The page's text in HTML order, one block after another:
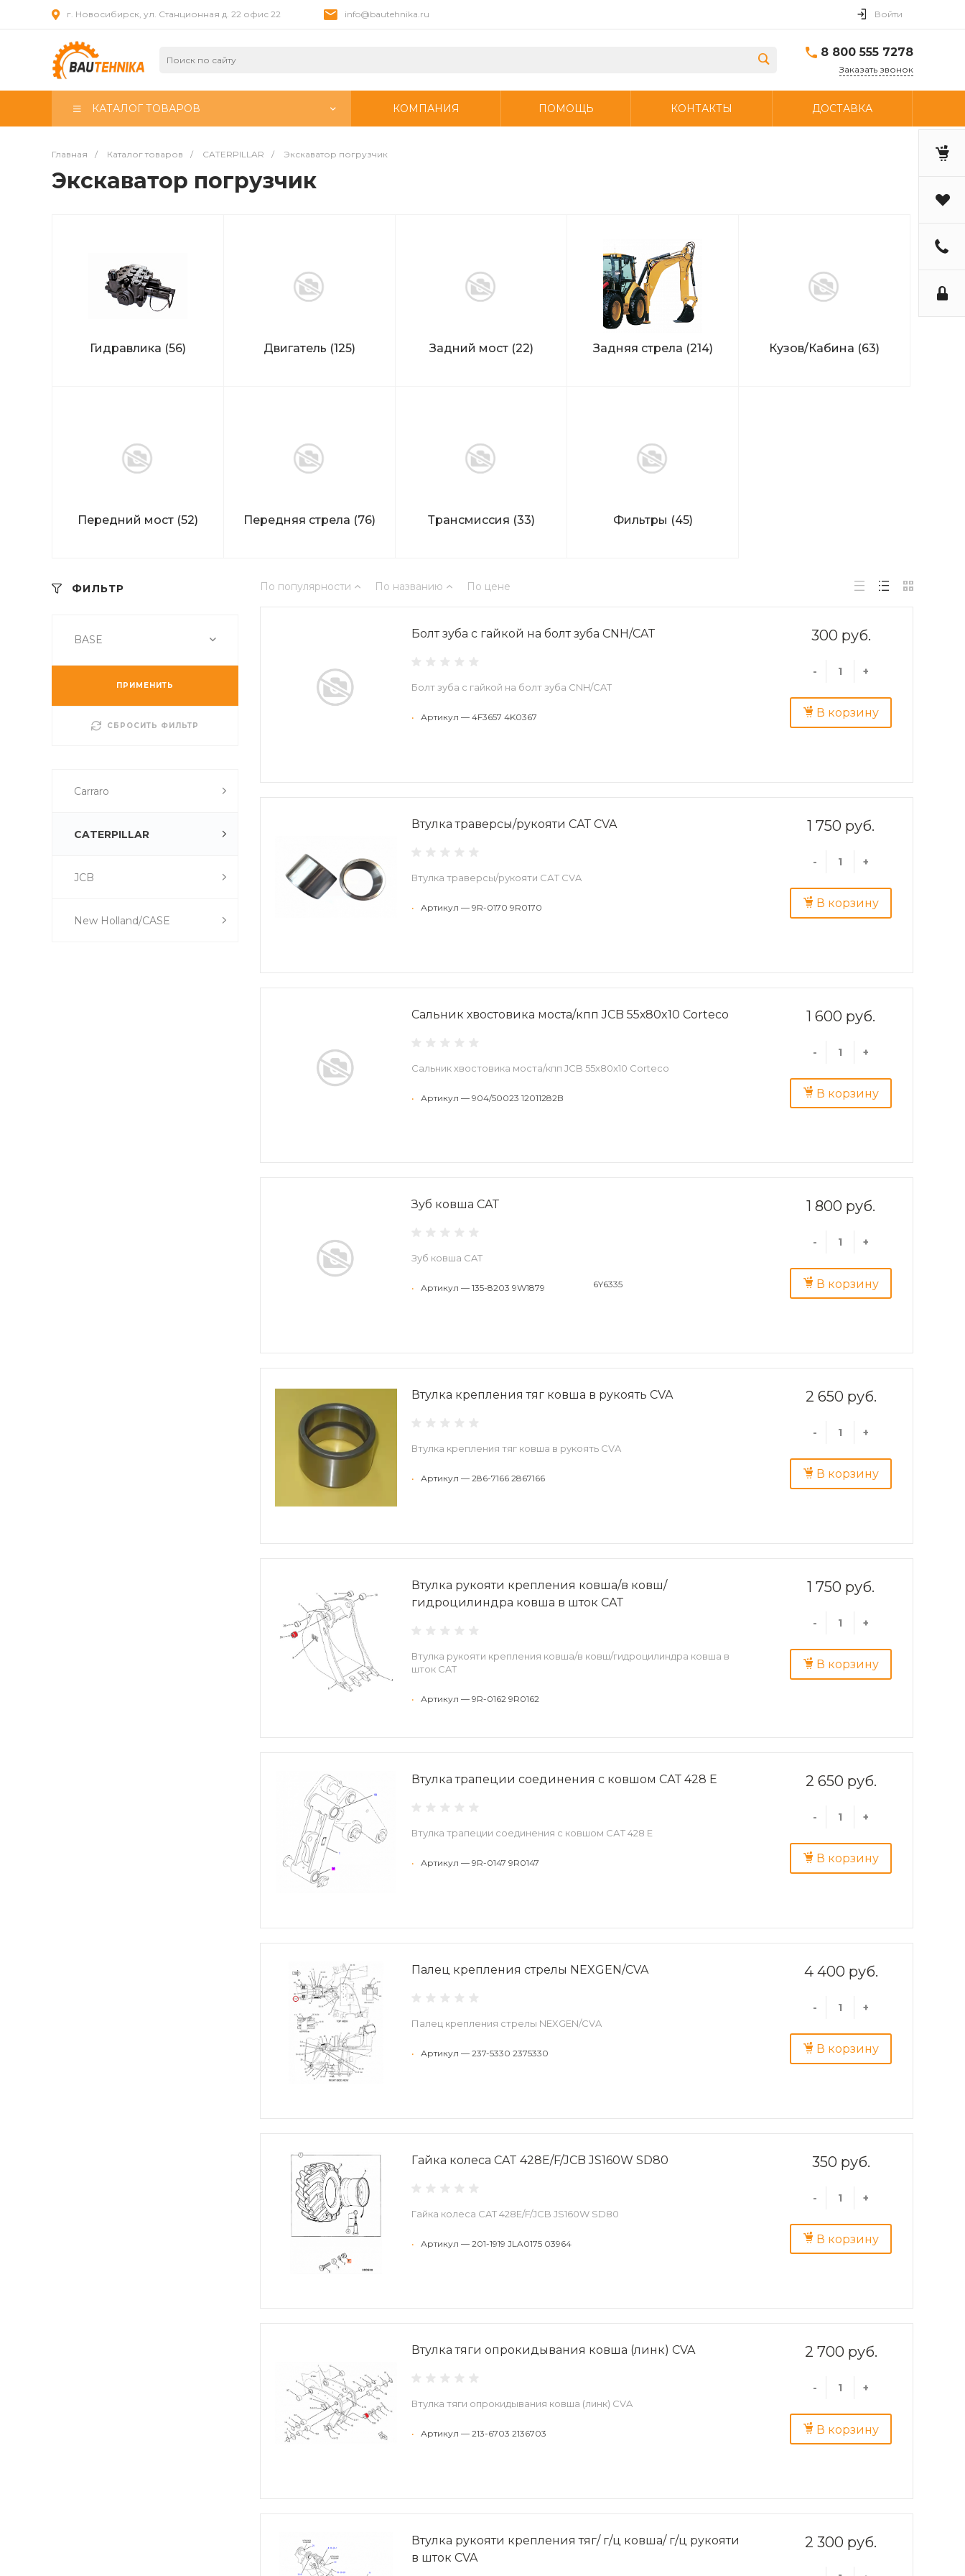
г. Новосибирск, ул. Станционная д. 22 офис 22 info@bautehnika.ru Войти
8 800 555 7278
Заказать звонок
КАТАЛОГ ТОВАРОВ КОМПАНИЯ ПОМОЩЬ КОНТАКТЫ ДОСТАВКА
Главная / Каталог товаров / CATERPILLAR / Экскаватор погрузчик
Экскаватор погрузчик
Гидравлика (56) Двигатель (125) Задний мост (22) Задняя стрела (214) Кузов/Кабина (63)
Передний мост (52) Передняя стрела (76) Трансмиссия (33) Фильтры (45)
ФИЛЬТР
BASE
ПРИМЕНИТЬ
СБРОСИТЬ ФИЛЬТР
Carraro
CATERPILLAR
JCB
New Holland/CASE
По популярности По названию По цене
300 руб.
- +
В корзину
Болт зуба с гайкой на болт зуба CNH/CAT
Болт зуба с гайкой на болт зуба CNH/CAT
• Артикул — 4F3657 4K0367
1 750 руб.
- +
В корзину
Втулка траверсы/рукояти САТ CVA
Втулка траверсы/рукояти САТ CVA
• Артикул — 9R-0170 9R0170
1 600 руб.
- +
В корзину
Сальник хвостовика моста/кпп JCB 55х80x10 Corteco
Сальник хвостовика моста/кпп JCB 55х80x10 Corteco
• Артикул — 904/50023 12011282B
1 800 руб.
- +
В корзину
Зуб ковша CAT
Зуб ковша CAT
• Артикул — 135-8203 9W1879 6Y6335
2 650 руб.
- +
В корзину
Втулка крепления тяг ковша в рукоять CVA
Втулка крепления тяг ковша в рукоять CVA
• Артикул — 286-7166 2867166
1 750 руб.
- +
В корзину
Втулка рукояти крепления ковша/в ковш/
гидроцилиндра ковша в шток CAT
Втулка рукояти крепления ковша/в ковш/гидроцилиндра ковша в
шток CAT
• Артикул — 9R-0162 9R0162
2 650 руб.
- +
В корзину
Втулка трапеции соединения с ковшом САТ 428 E
Втулка трапеции соединения с ковшом САТ 428 E
• Артикул — 9R-0147 9R0147
4 400 руб.
- +
В корзину
Палец крепления стрелы NEXGEN/CVA
Палец крепления стрелы NEXGEN/CVA
• Артикул — 237-5330 2375330
350 руб.
- +
В корзину
Гайка колеса CAT 428E/F/JCB JS160W SD80
Гайка колеса CAT 428E/F/JCB JS160W SD80
• Артикул — 201-1919 JLA0175 03964
2 700 руб.
- +
В корзину
Втулка тяги опрокидывания ковша (линк) CVA
Втулка тяги опрокидывания ковша (линк) CVA
• Артикул — 213-6703 2136703
2 300 руб.
Втулка рукояти крепления тяг/ г/ц ковша/ г/ц рукояти
в шток CVA